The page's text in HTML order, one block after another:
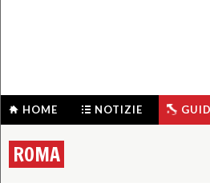
HOME NOTIZIE
ROMA